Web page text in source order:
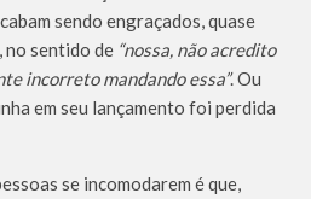
sendo engraçados, quase
no sentido de “nossa, não acredito
incorreto mandando essa”. Ou
em seu lançamento foi perdida
se incomodarem é que,